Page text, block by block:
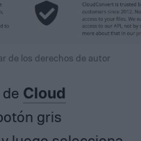
de los derechos de autor
Cloud
gris